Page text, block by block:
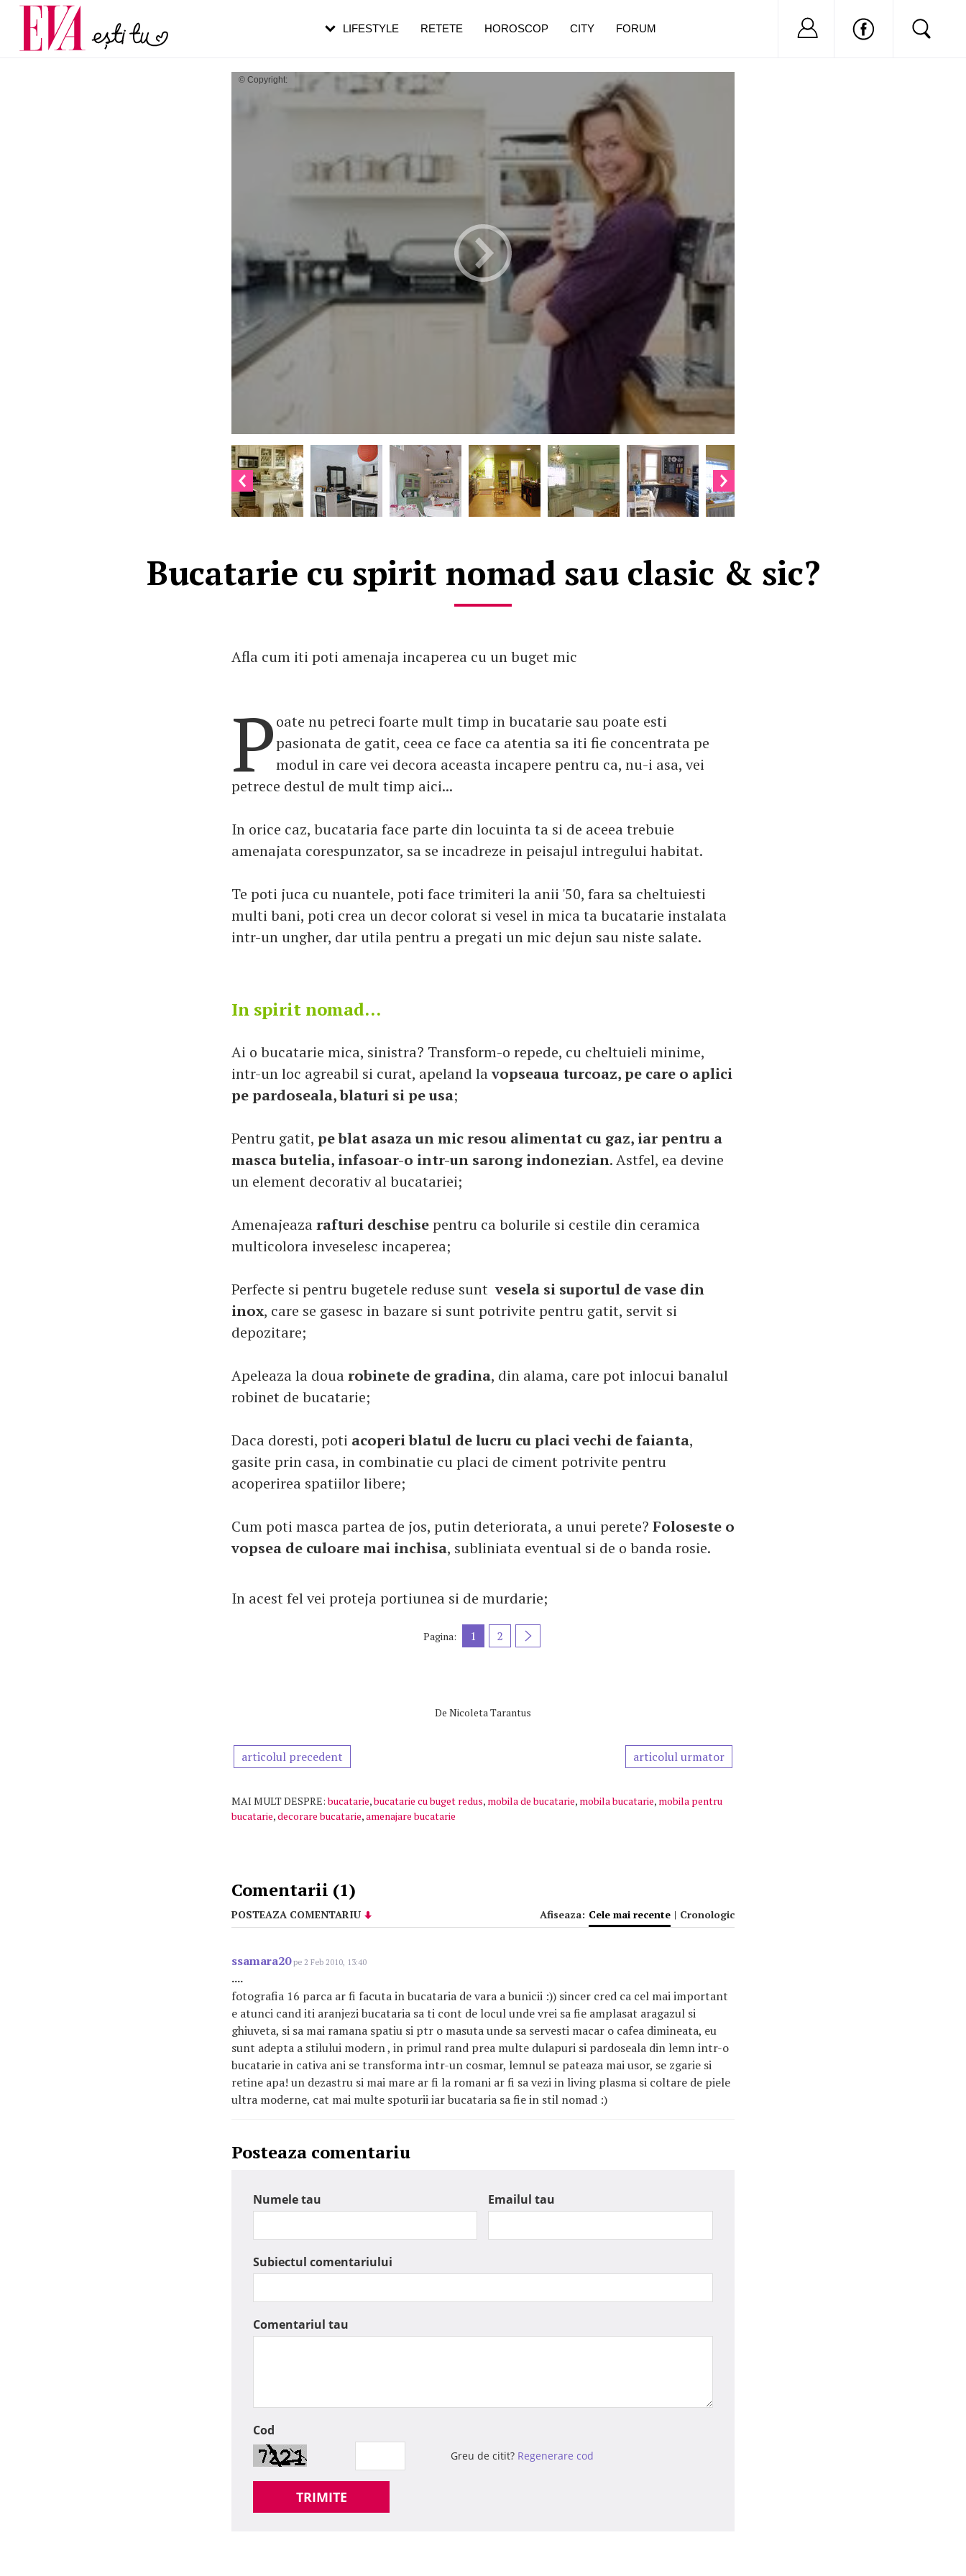
© Copyright:
Bucatarie cu spirit nomad sau clasic & sic?
Afla cum iti poti amenaja incaperea cu un buget mic
Poate nu petreci foarte mult timp in bucatarie sau poate esti
pasionata de gatit, ceea ce face ca atentia sa iti fie concentrata pe
modul in care vei decora aceasta incapere pentru ca, nu-i asa, vei
petrece destul de mult timp aici...
In orice caz, bucataria face parte din locuinta ta si de aceea trebuie
amenajata corespunzator, sa se incadreze in peisajul intregului habitat.
Te poti juca cu nuantele, poti face trimiteri la anii '50, fara sa cheltuiesti
multi bani, poti crea un decor colorat si vesel in mica ta bucatarie instalata
intr-un ungher, dar utila pentru a pregati un mic dejun sau niste salate.
In spirit nomad...
Ai o bucatarie mica, sinistra? Transform-o repede, cu cheltuieli minime,
intr-un loc agreabil si curat, apeland lavopseaua turcoaz, pe care o aplici
pe pardoseala, blaturi si pe usa;
Pentru gatit, pe blat asaza un mic resou alimentat cu gaz, iar pentru a
masca butelia, infasoar-o intr-un sarong indonezian. Astfel, ea devine
un element decorativ al bucatariei;
Amenajeazarafturi deschisepentru ca bolurile si cestile din ceramica
multicolora inveselesc incaperea;
Perfecte si pentru bugetele reduse suntvesela si suportul de vase din
inox, care se gasesc in bazare si sunt potrivite pentru gatit, servit si
depozitare;
Apeleaza la douarobinete de gradina, din alama, care pot inlocui banalul
robinet de bucatarie;
Daca doresti, poti acoperi blatul de lucru cu placi vechi de faianta,
gasite prin casa, in combinatie cu placi de ciment potrivite pentru
acoperirea spatiilor libere;
Cum poti masca partea de jos, putin deteriorata, a unui perete? Foloseste o
vopsea de culoare mai inchisa, subliniata eventual si de o banda rosie.
In acest fel vei proteja portiunea si de murdarie;
Pagina: 1 2
De Nicoleta Tarantus
articolul precedent articolul urmator
MAI MULT DESPRE: bucatarie,bucatarie cu buget redus, mobila de bucatarie, mobila bucatarie, mobila pentru
bucatarie,decorare bucatarie,amenajare bucatarie
Comentarii (1)
POSTEAZA COMENTARIU Afiseaza: Cele mai recente | Cronologic
ssamara20pe 2 Feb 2010, 13:40
....
fotografia 16 parca ar fi facuta in bucataria de vara a bunicii :)) sincer cred ca cel mai important
e atunci cand iti aranjezi bucataria sa ti cont de locul unde vrei sa fie amplasat aragazul si
ghiuveta, si sa mai ramana spatiu si ptr o masuta unde sa servesti macar o cafea dimineata, eu
sunt adepta a stilului modern , in primul rand prea multe dulapuri si pardoseala din lemn intr-o
bucatarie in cativa ani se transforma intr-un cosmar, lemnul se pateaza mai usor, se zgarie si
retine apa! un dezastru si mai mare ar fi la romani ar fi sa vezi in living plasma si coltare de piele
ultra moderne, cat mai multe spoturii iar bucataria sa fie in stil nomad :)
Posteaza comentariu
Numele tau Emailul tau
Subiectul comentariului
Comentariul tau
Cod
Greu de citit? Regenerare cod
TRIMITE
LIFESTYLE RETETE HOROSCOP CITY FORUM Nu ai cont?
Carieră
Actualitate
pe măsură ce înaintezi în vârstă
de dureroasă este investigația